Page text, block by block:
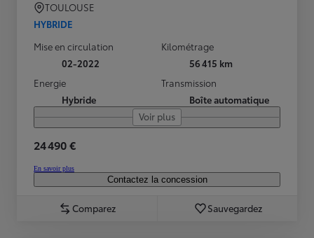
TOULOUSE
HYBRIDE
Mise en circulation
02-2022
Kilométrage
56 415 km
Energie
Hybride
Transmission
Boîte automatique
Voir plus
24 490 €
En savoir plus
Contactez la concession
Comparez Sauvegardez